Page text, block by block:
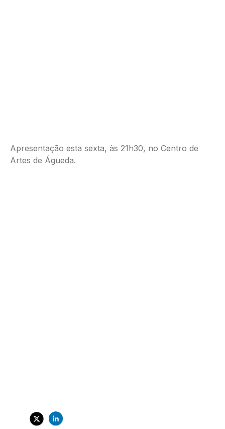
Apresentação esta sexta, às 21h30, no Centro de
Artes de Águeda.